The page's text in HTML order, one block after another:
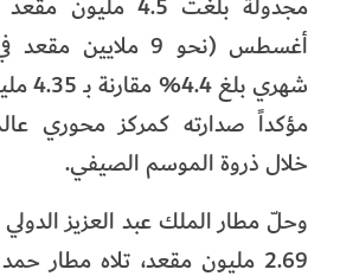
أغسطس (نحو 9 ملايين
شهري
مؤكداً صدارته كمركز محوري
خلال ذروة الموسم الصيفي.
وحلّ مطار الملك عبد العزيز
2.69 مليون مقعد، تلاه مطار